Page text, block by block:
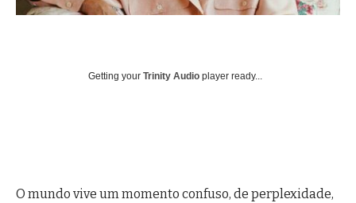
Getting your Trinity Audio player ready...
O mundo vive um momento confuso, de perplexidade,